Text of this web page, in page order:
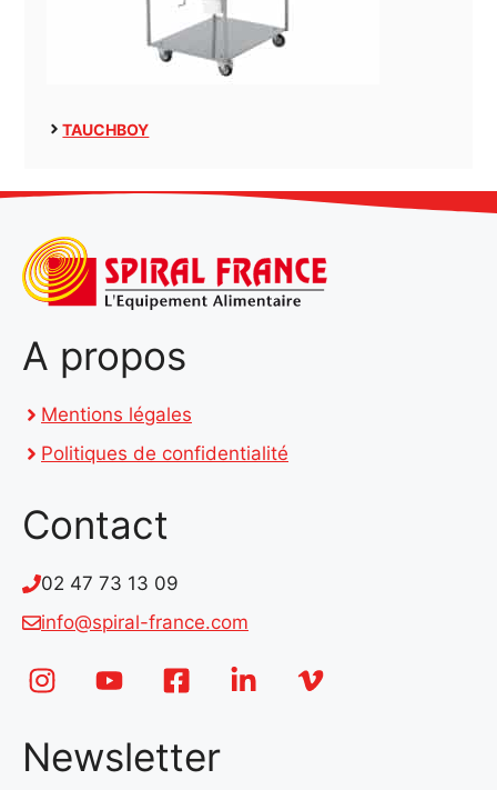
TAUCHBOY
A propos
Mentions légales
Politiques de confidentialité
Contact
02 47 73 13 09
info@spiral-france.com
Newsletter